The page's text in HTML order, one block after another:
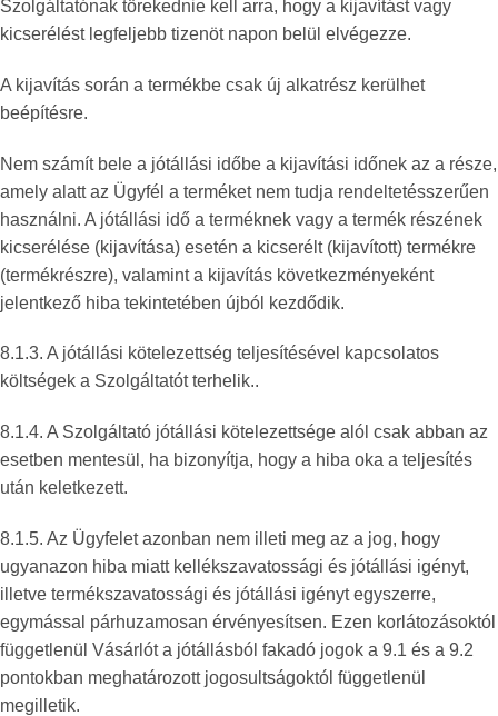
Szolgáltatónak törekednie kell arra, hogy a kijavítást vagy
kicserélést legfeljebb tizenöt napon belül elvégezze.
A kijavítás során a termékbe csak új alkatrész kerülhet
beépítésre.
Nem számít bele a jótállási időbe a kijavítási időnek az a része,
amely alatt az Ügyfél a terméket nem tudja rendeltetésszerűen
használni. A jótállási idő a terméknek vagy a termék részének
kicserélése (kijavítása) esetén a kicserélt (kijavított) termékre
(termékrészre), valamint a kijavítás következményeként
jelentkező hiba tekintetében újból kezdődik.
8.1.3. A jótállási kötelezettség teljesítésével kapcsolatos
költségek a Szolgáltatót terhelik..
8.1.4. A Szolgáltató jótállási kötelezettsége alól csak abban az
esetben mentesül, ha bizonyítja, hogy a hiba oka a teljesítés
után keletkezett.
8.1.5. Az Ügyfelet azonban nem illeti meg az a jog, hogy
ugyanazon hiba miatt kellékszavatossági és jótállási igényt,
illetve termékszavatossági és jótállási igényt egyszerre,
egymással párhuzamosan érvényesítsen. Ezen korlátozásoktól
függetlenül Vásárlót a jótállásból fakadó jogok a 9.1 és a 9.2
pontokban meghatározott jogosultságoktól függetlenül
megilletik.